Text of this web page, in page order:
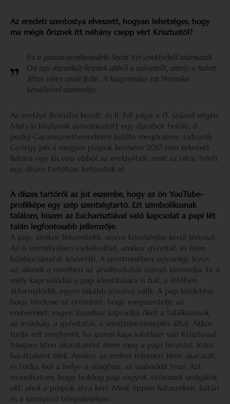
Az eredeti szentostya elveszett, hogyan lehetséges, hogy
ma mégis őriznek itt néhány csepp vért Krisztustól?
Ez a garamszentbenedeki Szent Vér-ereklyéből származik.
Ott egy darabkát őriznek abból a szövetből, amely a halott
Jézus véres arcát fedte. A hagyomány ezt Veronika
kendőjével azonosítja.
Az ereklye Rómába került, és II. Pál pápa a 15. század végén
Mátyás királynak ajándékozott egy darabot belőle, ő
pedig Garamszentbenedekre küldte megőrzésre. Udvardy
György pécsi megyés püspök kérésére 2017-ben érkezett
Bátára egy kis rész ebből az ereklyéből, amit az oltár felett
egy díszes tartóban helyeztek el.
A díszes tartóról az jut eszembe, hogy az ön YouTube-
profilképe egy szép szentségtartó. Ezt szimbolikusnak
találom, hiszen az Eucharisztiával való kapcsolat a papi lét
talán legfontosabb jellemzője.
A pap, amikor felszentelik, szoros közelségbe kerül Jézussal.
Az ő személyében cselekedhet, amikor gyóntat, és Isten
bűnbocsánatát közvetíti. A szentmisében ugyanígy Jézus
az, akinek a nevében az átváltoztatás szavait kimondja. Ez a
mély kapcsolódás a pap identitására is hat, a létében
átformálódik, egyre inkább jézusivá válik. A pap küldetése,
hogy hirdesse az örömhírt, hogy megszentelje az
embereket, vagyis Jézushoz kapcsolja őket a találkozások,
az imádság, a gyóntatás, a szentmiseünneplés által. Akkor
tudja ezt megtenni, ha szoros kapcsolatban van Krisztussal.
Magam Isten akarataként élem meg a papi hivatást, Jézus
barátjaként élek. Amikor az ember felismeri Isten akaratát,
és tudja, hol a helye a világban, az szabaddá teszi. Azt
mondhatom, hogy boldog pap vagyok, örömmel szolgálok
ott, ahol a püspök atya kéri. Most éppen Bátaszéken, Bátán
és a környező településeken.